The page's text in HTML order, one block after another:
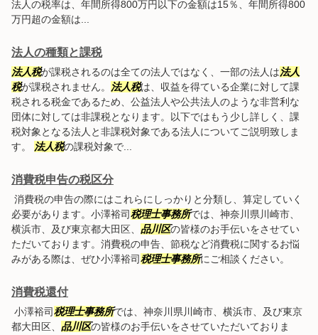
法人の税率は、年間所得800万円以下の金額は15％、年間所得800
万円超の金額は...
法人の種類と課税
法人税が課税されるのは全ての法人ではなく、一部の法人は法人
税が課税されません。 法人税は、収益を得ている企業に対して課
税される税金であるため、公益法人や公共法人のような非営利な
団体に対しては非課税となります。以下ではもう少し詳しく、課
税対象となる法人と非課税対象である法人についてご説明致しま
す。
法人税の課税対象で...
消費税申告の税区分
消費税の申告の際にはこれらにしっかりと分類し、算定していく
必要があります。小澤裕司税理士事務所では、神奈川県川崎市、
横浜市、及び東京都大田区、 品川区の皆様のお手伝いをさせてい
ただいております。消費税の申告、節税など消費税に関するお悩
みがある際は、ぜひ小澤裕司税理士事務所にご相談ください。
消費税還付
小澤裕司税理士事務所では、神奈川県川崎市、横浜市、及び東京
都大田区、 品川区の皆様のお手伝いをさせていただいておりま